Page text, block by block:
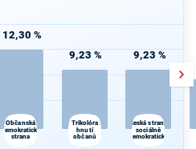
12,30 %
Občanská
demokratická
strana
9,23 %
Trikolóra
hnutí
občanů
9,23 %
Česká strana
sociálně
demokratická